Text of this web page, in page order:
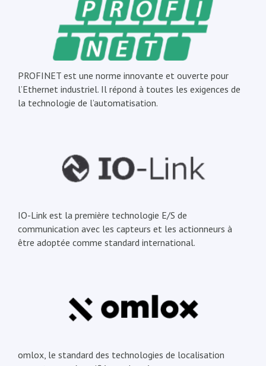
PROFINET est une norme innovante et ouverte pour
l’Ethernet industriel. Il répond à toutes les exigences de
la technologie de l’automatisation.
IO-Link est la première technologie E/S de
communication avec les capteurs et les actionneurs à
être adoptée comme standard international.
omlox, le standard des technologies de localisation